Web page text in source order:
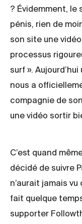
? Évidemment, le
pénis, rien de
son site une
processus
surf ».
nous a
compagnie de
une vidéo sortir
C’est quand
décidé de suivre
n’aurait jamais vu
fait quelque
supporter